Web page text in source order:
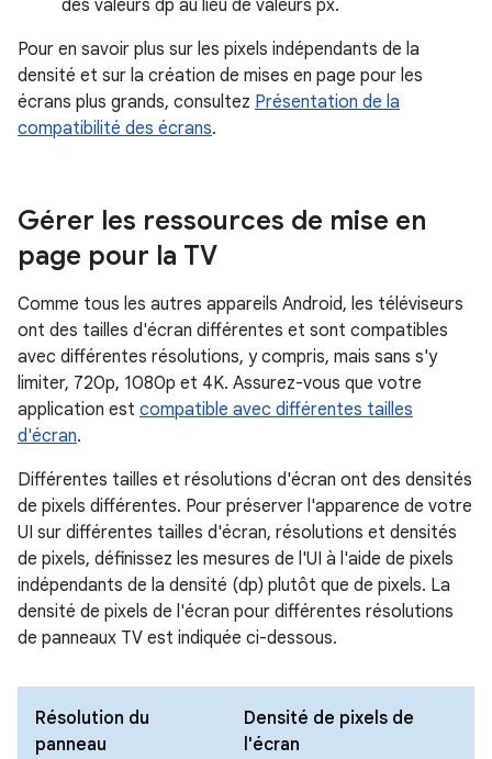
des valeurs dp au lieu de valeurs px.
Pour en savoir plus sur les pixels indépendants de la
densité et sur la création de mises en page pour les
écrans plus grands, consultez Présentation de la
compatibilité des écrans.
Gérer les ressources de mise en
page pour la TV
Comme tous les autres appareils Android, les téléviseurs
ont des tailles d'écran différentes et sont compatibles
avec différentes résolutions, y compris, mais sans s'y
limiter, 720p, 1080p et 4K. Assurez-vous que votre
application est compatible avec différentes tailles
d'écran.
Différentes tailles et résolutions d'écran ont des densités
de pixels différentes. Pour préserver l'apparence de votre
UI sur différentes tailles d'écran, résolutions et densités
de pixels, définissez les mesures de l'UI à l'aide de pixels
indépendants de la densité (dp) plutôt que de pixels. La
densité de pixels de l'écran pour différentes résolutions
de panneaux TV est indiquée ci-dessous.
Résolution du
panneau
Densité de pixels de
l'écran